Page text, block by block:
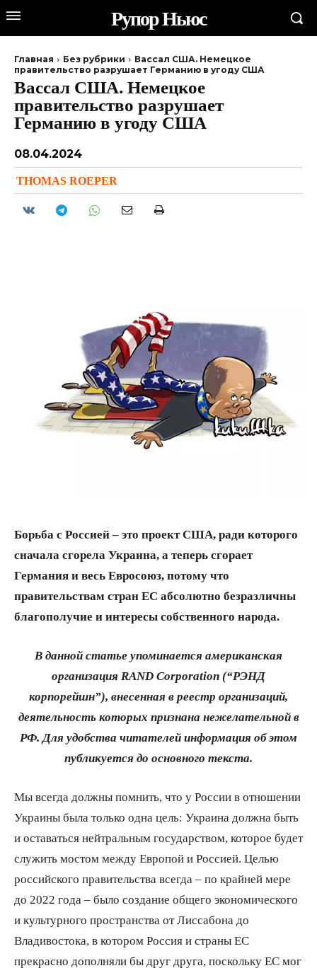
Рупор Ньюс
Главная Без рубрики
Вассал США. Немецкое
правительство разрушает Германию в угоду США
Вассал США. Немецкое
правительство разрушает
Германию в угоду США
08.04.2024
THOMAS ROEPER
Борьба с Россией – это проект США, ради которого
сначала сгорела Украина, а теперь сгорает
Германия и весь Евросоюз, потому что
правительствам стран ЕС абсолютно безразличны
благополучие и интересы собственного народа.
В данной статье упоминается американская
организация RAND Corporation (“РЭНД
корпорейшн”), внесенная в реестр организаций,
деятельность которых признана нежелательной в
РФ. Для удобства читателей информация об этом
публикуется до основного текста.
Мы всегда должны помнить, что у России в отношении
Украины была только одна цель: Украина должна быть
и оставаться нейтральным государством, которое будет
служить мостом между Европой и Россией. Целью
российского правительства всегда – по крайней мере
до 2022 года – было создание общего экономического
и культурного пространства от Лиссабона до
Владивостока, в котором Россия и страны ЕС
прекрасно дополняли бы друг друга, поскольку ЕС мог